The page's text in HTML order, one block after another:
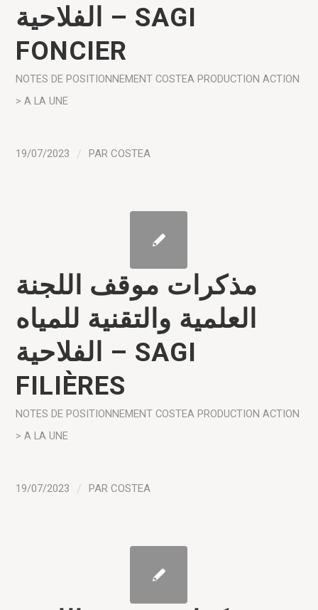
الفلاحية – SAGI
FONCIER
NOTES DE POSITIONNEMENT COSTEA PRODUCTION ACTION
> A LA UNE
19/07/2023 / PARCOSTEA
مذكرات موقف اللجنة
العلمية والتقنية للمياه
الفلاحية – SAGI
FILIÈRES
NOTES DE POSITIONNEMENT COSTEA PRODUCTION ACTION
> A LA UNE
19/07/2023 / PARCOSTEA